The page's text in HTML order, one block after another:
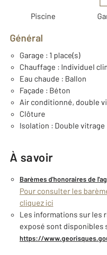
Piscine
Général
Garage : 1 place(s)
Chauffage : Individuel
Eau chaude : Ballon
Façade : Béton
Air conditionné, double
Clôture
Isolation : Double vitrage
À savoir
Barèmes d'honoraires de
Pour consulter les
cliquez ici
Les informations sur les
exposé sont disponibles
https://